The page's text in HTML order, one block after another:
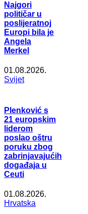
Najgori
političar u
poslijeratnoj
Europi bila je
Angela
Merkel
01.08.2026.
Svijet
Plenković s
21 europskim
liderom
poslao oštru
poruku zbog
zabrinjavajućih
događaja u
Ceuti
01.08.2026.
Hrvatska